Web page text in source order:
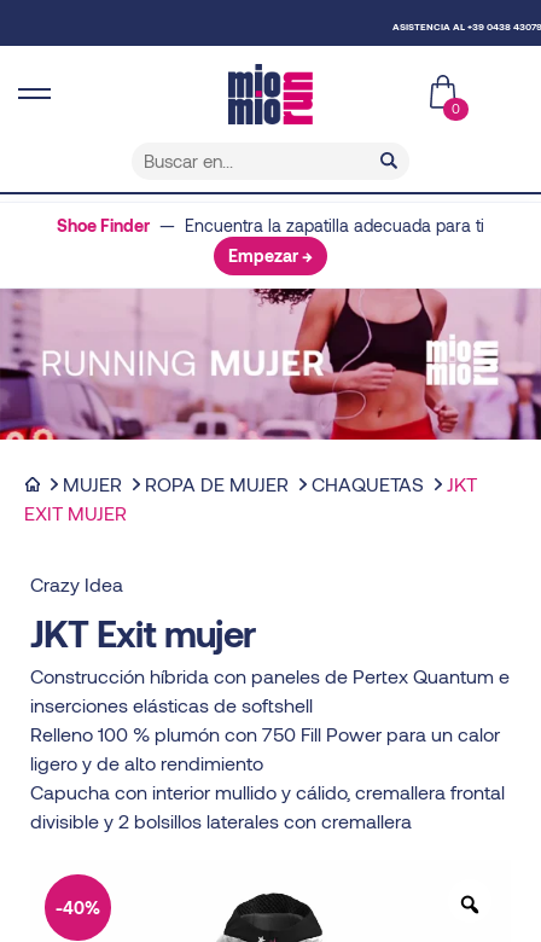
ASISTENCIA AL +39 0438 430796
0
Shoe Finder — Encuentra la zapatilla adecuada para ti
Empezar →
MUJER ROPA DE MUJER CHAQUETAS
JKT
EXIT MUJER
Crazy Idea
JKT Exit mujer
Construcción híbrida con paneles de Pertex Quantum e
inserciones elásticas de softshell
Relleno 100 % plumón con 750 Fill Power para un calor
ligero y de alto rendimiento
Capucha con interior mullido y cálido, cremallera frontal
divisible y 2 bolsillos laterales con cremallera
-40%